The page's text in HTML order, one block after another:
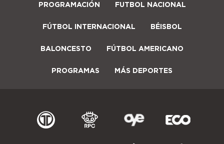
PROGRAMACIÓN FUTBOL NACIONAL
FÚTBOL INTERNACIONAL BÉISBOL
BALONCESTO FÚTBOL AMERICANO
PROGRAMAS MÁS DEPORTES